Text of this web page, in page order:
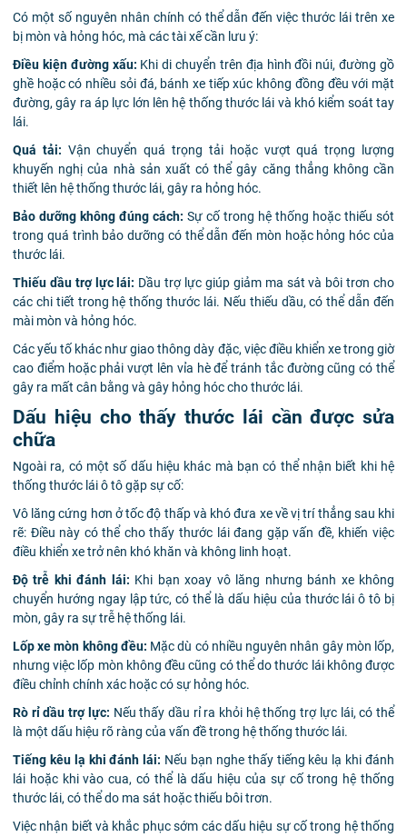
Có một số nguyên nhân chính có thể dẫn đến việc thước lái trên xe
bị mòn và hỏng hóc, mà các tài xế cần lưu ý:
Điều kiện đường xấu: Khi di chuyển trên địa hình đồi núi, đường gồ
ghề hoặc có nhiều sỏi đá, bánh xe tiếp xúc không đồng đều với mặt
đường, gây ra áp lực lớn lên hệ thống thước lái và khó kiểm soát tay
lái.
Quá tải: Vận chuyển quá trọng tải hoặc vượt quá trọng lượng
khuyến nghị của nhà sản xuất có thể gây căng thẳng không cần
thiết lên hệ thống thước lái, gây ra hỏng hóc.
Bảo dưỡng không đúng cách: Sự cố trong hệ thống hoặc thiếu sót
trong quá trình bảo dưỡng có thể dẫn đến mòn hoặc hỏng hóc của
thước lái.
Thiếu dầu trợ lực lái: Dầu trợ lực giúp giảm ma sát và bôi trơn cho
các chi tiết trong hệ thống thước lái. Nếu thiếu dầu, có thể dẫn đến
mài mòn và hỏng hóc.
Các yếu tố khác như giao thông dày đặc, việc điều khiển xe trong giờ
cao điểm hoặc phải vượt lên vỉa hè để tránh tắc đường cũng có thể
gây ra mất cân bằng và gây hỏng hóc cho thước lái.
Dấu hiệu cho thấy thước lái cần được sửa
chữa
Ngoài ra, có một số dấu hiệu khác mà bạn có thể nhận biết khi hệ
thống thước lái ô tô gặp sự cố:
Vô lăng cứng hơn ở tốc độ thấp và khó đưa xe về vị trí thẳng sau khi
rẽ: Điều này có thể cho thấy thước lái đang gặp vấn đề, khiến việc
điều khiển xe trở nên khó khăn và không linh hoạt.
Độ trễ khi đánh lái: Khi bạn xoay vô lăng nhưng bánh xe không
chuyển hướng ngay lập tức, có thể là dấu hiệu của thước lái ô tô bị
mòn, gây ra sự trễ hệ thống lái.
Lốp xe mòn không đều: Mặc dù có nhiều nguyên nhân gây mòn lốp,
nhưng việc lốp mòn không đều cũng có thể do thước lái không được
điều chỉnh chính xác hoặc có sự hỏng hóc.
Rò rỉ dầu trợ lực: Nếu thấy dầu rỉ ra khỏi hệ thống trợ lực lái, có thể
là một dấu hiệu rõ ràng của vấn đề trong hệ thống thước lái.
Tiếng kêu lạ khi đánh lái: Nếu bạn nghe thấy tiếng kêu lạ khi đánh
lái hoặc khi vào cua, có thể là dấu hiệu của sự cố trong hệ thống
thước lái, có thể do ma sát hoặc thiếu bôi trơn.
Việc nhận biết và khắc phục sớm các dấu hiệu sự cố trong hệ thống